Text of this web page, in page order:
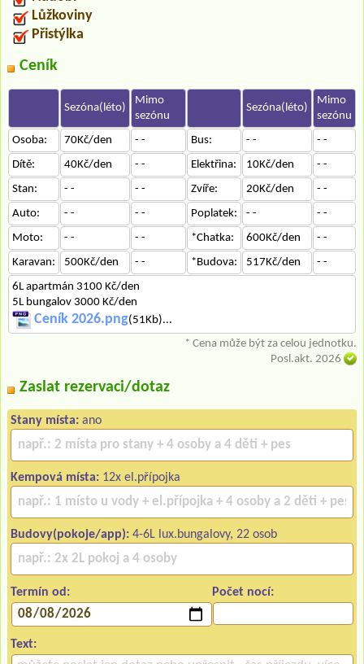
Lůžkoviny
Přistýlka
Ceník
Sezóna(léto)
Mimo
sezónu
Sezóna(léto)
Mimo
sezónu
Osoba:
70Kč/den - - Bus: - -
- -
Dítě:
40Kč/den - - Elektřina: 10Kč/den
- -
Stan:
- - - - Zvíře: 20Kč/den
- -
Auto:
- - - - Poplatek: - -
- -
Moto:
- - - - *Chatka: 600Kč/den
- -
Karavan:
500Kč/den - - *Budova: 517Kč/den
- -
6L apartmán 3100 Kč/den
5L bungalov 3000 Kč/den
Ceník 2026.png(51Kb)...
* Cena může být za celou jednotku.
Posl.akt. 2026
Zaslat rezervaci/dotaz
Stany místa: ano
Kempová místa: 12x el.přípojka
Budovy(pokoje/app): 4-6L lux.bungalovy, 22 osob
Termín od: Počet nocí:
Text: